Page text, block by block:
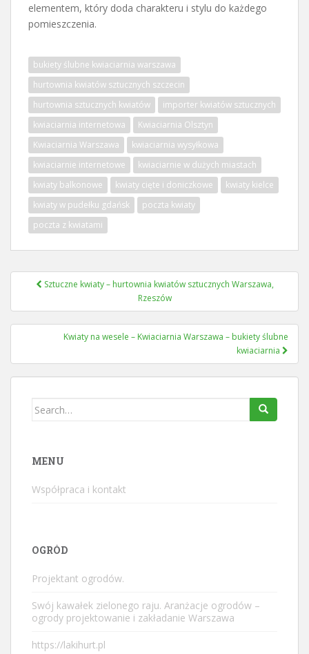
elementem, który doda charakteru i stylu do każdego
pomieszczenia.
bukiety ślubne kwiaciarnia warszawa
hurtownia kwiatów sztucznych szczecin
hurtownia sztucznych kwiatów
importer kwiatów sztucznych
kwiaciarnia internetowa
Kwiaciarnia Olsztyn
Kwiaciarnia Warszawa
kwiaciarnia wysyłkowa
kwiaciarnie internetowe
kwiaciarnie w dużych miastach
kwiaty balkonowe
kwiaty cięte i doniczkowe
kwiaty kielce
kwiaty w pudełku gdańsk
poczta kwiaty
poczta z kwiatami
Nawigacja
Sztuczne kwiaty – hurtownia kwiatów sztucznych Warszawa,
Rzeszów
Kwiaty na wesele – Kwiaciarnia Warszawa – bukiety ślubne
kwiaciarnia
Search
MENU
Współpraca i kontakt
OGRÓD
Projektant ogrodów.
Swój kawałek zielonego raju. Aranżacje ogrodów –
ogrody projektowanie i zakładanie Warszawa
https://lakihurt.pl